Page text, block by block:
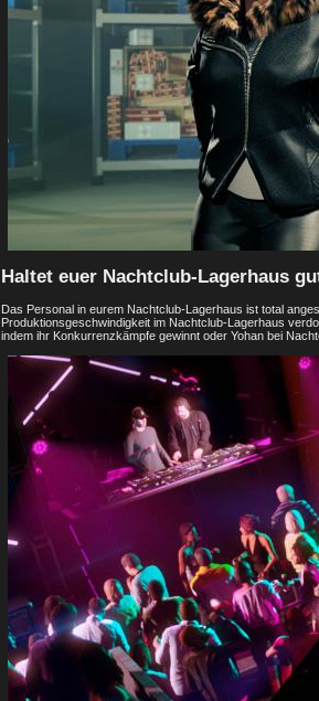
Haltet euer Nachtclub-Lagerhaus
Das Personal in eurem Nachtclub-Lagerhaus ist total
Produktionsgeschwindigkeit im Nachtclub-Lagerhaus
indem ihr Konkurrenzkämpfe gewinnt oder Yohan bei